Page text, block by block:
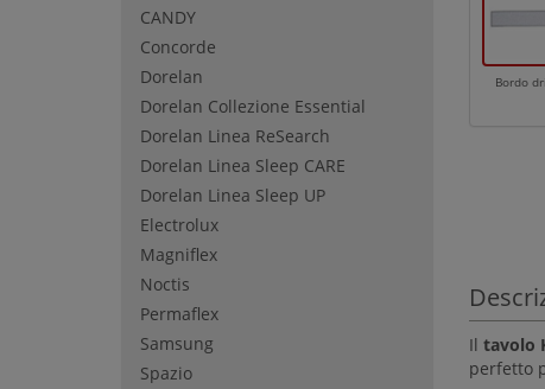
Bordo
Il tavolo
perfetto
CANDY
Concorde
Dorelan
Dorelan Collezione Essential
Dorelan Linea ReSearch
Dorelan Linea Sleep CARE
Dorelan Linea Sleep UP
Electrolux
Magniflex
Noctis
Permaflex
Samsung
Spazio